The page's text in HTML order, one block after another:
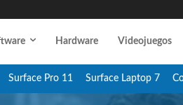
Hardware Videojuegos
Surface Pro 11 Surface Laptop 7